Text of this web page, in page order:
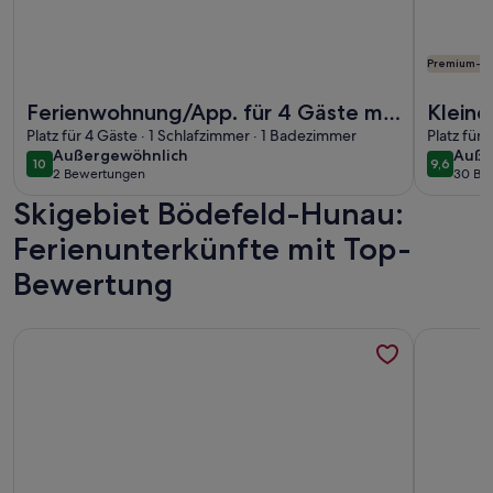
Ferienwohnung/App. für 4 Gäste mit
60m² in Arnsberg (243495)
Platz für 4 Gäste · 1 Schlafzimmer · 1 Badezimmer
1010 von 10
Außergewöhnlich
außergewöhnlich
2 Bewertungen
(2
bewertungen)
Premium-
am
Platz für
9,69,6 von
30
(30
Skigebiet Bödefeld-Hunau:
Ferienunterkünfte mit Top-
Bewertung
Weitere Infos zu Ruhig gelegene Ferienwohnung mit